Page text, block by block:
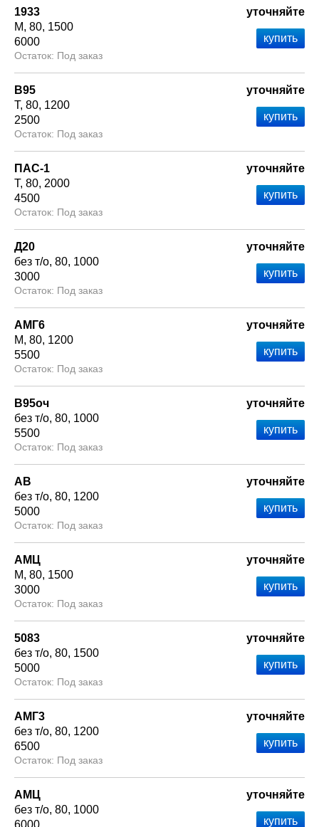
1933
М 80 1500
6000
Под заказ
уточняйте
В95
Т 80 1200
2500
Под заказ
уточняйте
ПАС-1
Т 80 2000
4500
Под заказ
уточняйте
Д20
без т/о 80 1000
3000
Под заказ
уточняйте
АМГ6
М 80 1200
5500
Под заказ
уточняйте
В95оч
без т/о 80 1000
5500
Под заказ
уточняйте
АВ
без т/о 80 1200
5000
Под заказ
уточняйте
АМЦ
М 80 1500
3000
Под заказ
уточняйте
5083
без т/о 80 1500
5000
Под заказ
уточняйте
АМГ3
без т/о 80 1200
6500
Под заказ
уточняйте
АМЦ
без т/о 80 1000
6000
уточняйте